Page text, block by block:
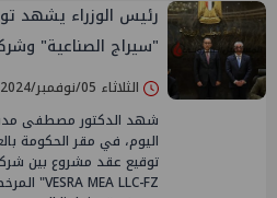
رئيس الوزراء يشهد
باقتصادية قناة السويس
الثلاثاء 05/نوفمبر/2024 - 12:21 م
شهد الدكتور مصطفى
اليوم، في مقر الحكومة
توقيع عقد مشروع بين